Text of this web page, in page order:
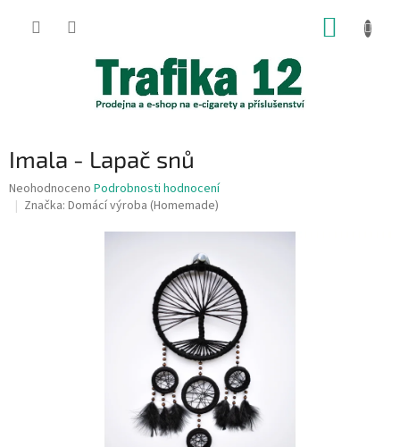
Imala - Lapač snů
Průměrné
hodnocení
Neohodnoceno Podrobnosti hodnocení
Značka: Domácí výroba (Homemade)